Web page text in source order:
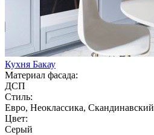
Кухня Бакау
Материал фасада:
ДСП
Стиль:
Евро, Неоклассика, Скандинавский
Цвет:
Серый